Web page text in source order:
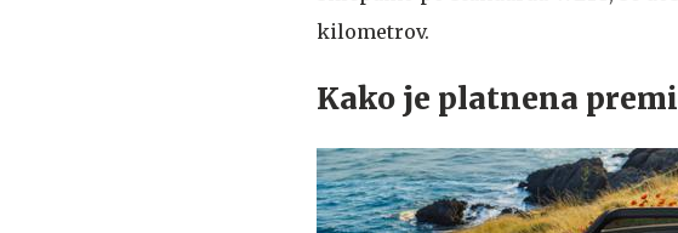
kilometrov.
Kako je platnena